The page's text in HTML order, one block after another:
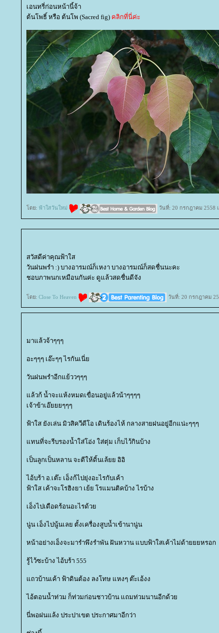
เอนทรี่ก่อนหน้านี้จ้า
ต้นโพธิ์ หรือ ต้นโพ (Sacred fig) คลิกที่นี่ค่ะ
ดย: ฟ้าใสวันใหม่ วันที่: 20 กรกฎาคม 2558
สวัสดีค่าคุณฟ้าใส
วันฝนพรำ :) บางอารมณ์ก็เหงา บางอารมณ์ก็สดชื่นนะคะ
ชอบภาพนกเหมือนกันค่ะ ดูแล้วสดชื่นดีจัง
ดย: Close To Heaven วันที่: 20 กรกฎาคม
มาแล้วจ้าๆๆๆ
อะๆๆๆ เอ๊ะๆๆ ไรกันเนี่
วันฝนพรำอีกแย้ววๆๆๆ
ล้วก้ น้ำจะแห้งหมดเขื่อนอยู่แล้วน้าๆๆๆๆ
เจ้าข้าเอ๊ยยยๆๆๆ
ฟ้าใส ยังเล่น มิวสิควีดีโอ เดินร้องไห้ กลางสายฝนอยู่อีกแน่ะๆๆๆ
ทนที่จะรีบรองน้ำใส่โอ่ง ใส่ตุ่ม เก็บไว้กินบ้าง
เป็นลูกเป็นหลาน จะตีให้ดิ้นเล้ยย อิอิ
ไอ้บร้า อ.เต๊ะ เอ็งก้ไปยุ่งอะไรกับเค้า
ฟ้าใส เค้าจะโรฮิงยา เย้ย โรแมนติคบ้าง ไรบ้าง
เอ็งไปเดือดร้อนอะไรด้ว
นู่น เอ็งไปนู้นเลย ตั้งเครื่องสูบน้ำเข้านานู่น
หน้าอย่างเอ็งจะมารำพึงรำพัน ฝันหวาน แบบฟ้าใสเค้าไม่ด้ายยยหรอก
รู้ไว้ซะบ้าง ไอ้บร้า 555
ถวบ้านเค้า ฟ้าดินต้อง ลงโทษ แหงๆ ต๊ะเอ้งง
ไอ้ตอนน้ำท่วม ก็ท่วมก่อนชาวบ้าน แถมท่วมนานอีกด้ว
นี่พอฝนแล้ง ประปาเขต ประกาศมาอีกว่า